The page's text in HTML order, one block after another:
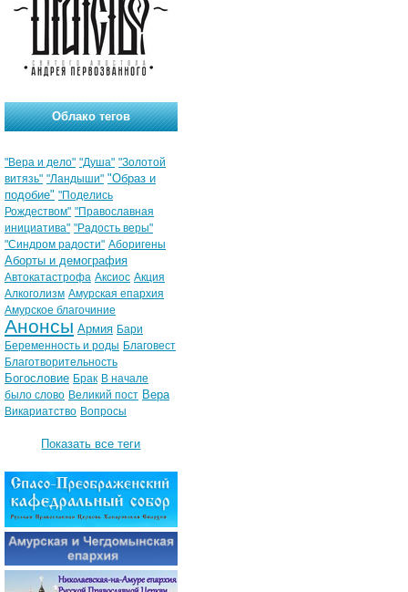
Облако тегов
"Вера и дело" "Душа" "Золотой
витязь" "Ландыши" "Образ и
подобие" "Поделись
Рождеством" "Православная
инициатива" "Радость веры"
"Синдром радости" Аборигены
Аборты и демография
Автокатастрофа Аксиос Акция
Алкоголизм Амурская епархия
Амурское благочиние
Анонсы Армия Бари
Беременность и роды Благовест
Благотворительность
Богословие Брак В начале
было слово Великий пост Вера
Викариатство Вопросы
Показать все теги